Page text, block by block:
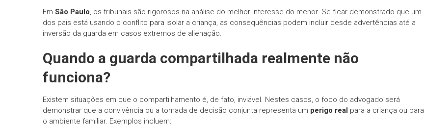
Em São Paulo, os tribunais são rigorosos na análise do melhor interesse do menor. Se ficar demonstrado que um
dos pais está usando o conflito para isolar a criança, as consequências podem incluir desde advertências até a
inversão da guarda em casos extremos de alienação.
Quando a guarda compartilhada realmente não
funciona?
Existem situações em que o compartilhamento é, de fato, inviável. Nestes casos, o foco do advogado será
demonstrar que a convivência ou a tomada de decisão conjunta representa um perigo real para a criança ou para
o ambiente familiar. Exemplos incluem: